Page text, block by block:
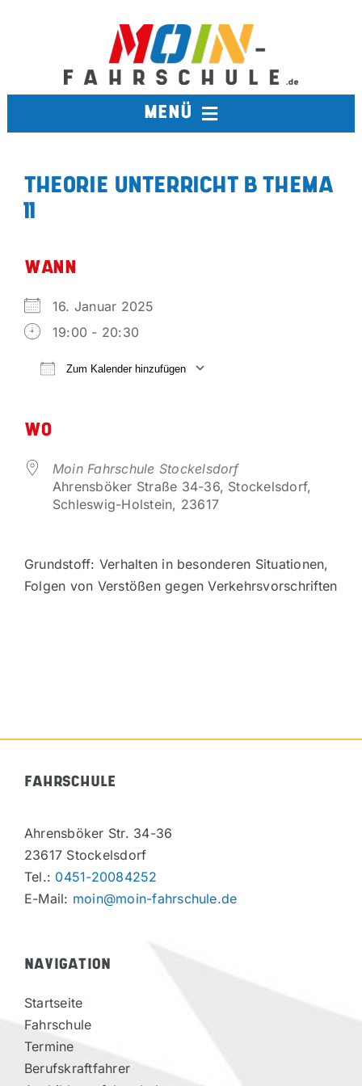
MENÜ
VORTEILSPARTNER
THEORIE UNTERRICHT B THEMA
11
WANN
16. Januar 2025
19:00 - 20:30
Zum Kalender hinzufügen
WO
Moin Fahrschule Stockelsdorf
Ahrensböker Straße 34-36, Stockelsdorf,
Schleswig-Holstein, 23617
Grundstoff: Verhalten in besonderen Situationen,
Folgen von Verstößen gegen Verkehrsvorschriften
FAHRSCHULE
Ahrensböker Str. 34-36
23617 Stockelsdorf
Tel.: 0451-20084252
E-Mail: moin@moin-fahrschule.de
NAVIGATION
Startseite
Fahrschule
Termine
Berufskraftfahrer